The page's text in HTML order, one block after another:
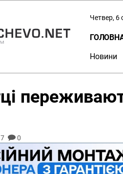
Четвер, 6
Новини
0